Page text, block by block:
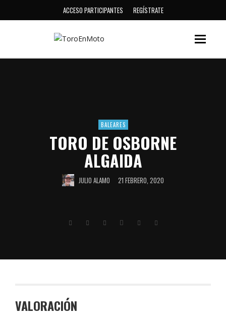
ACCESO PARTICIPANTES REGÍSTRATE
BALEARES
TORO DE OSBORNE
ALGAIDA
JULIO ALAMO 21 FEBRERO, 2020
VALORACIÓN